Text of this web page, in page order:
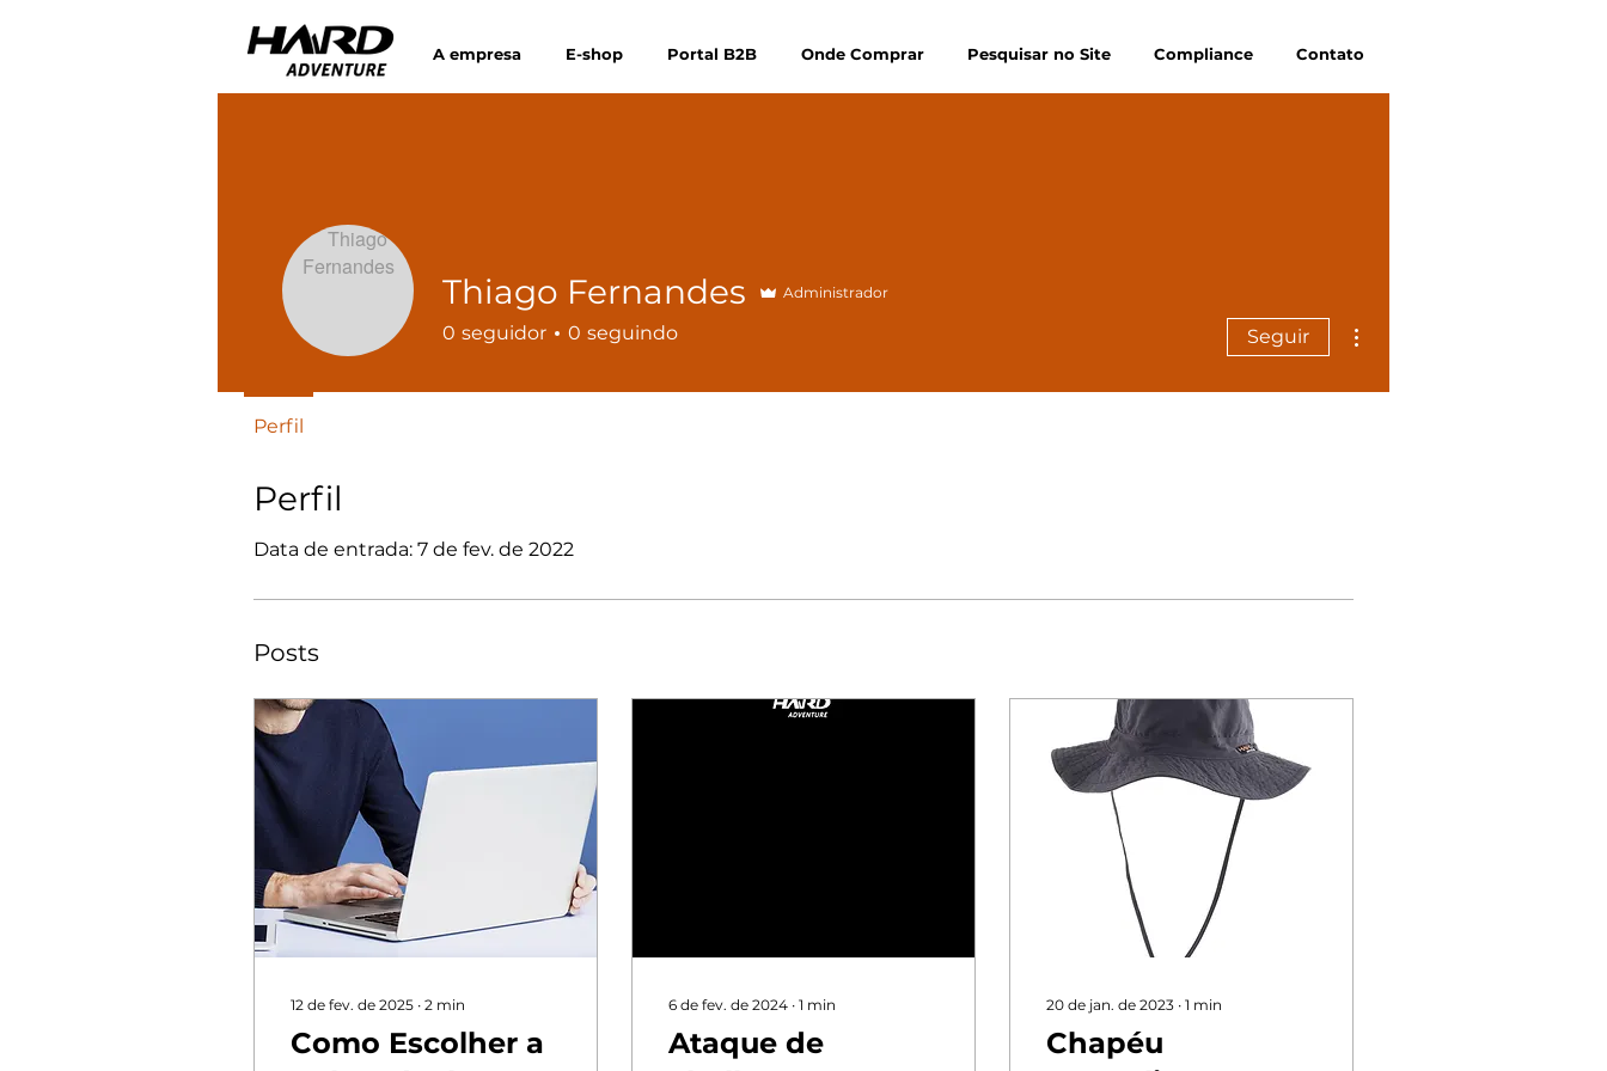
A empresa E-shop Portal B2B Onde Comprar Pesquisar no Site Compliance Contato
Perfil
Data de entrada: 7 de fev. de 2022
Posts
12 de fev. de 2025 ∙ 2 min
Como Escolher a
6 de fev. de 2024 ∙ 1 min
Ataque de
20 de jan. de 2023 ∙ 1 min
Chapéu
Thiago Fernandes Administrador
0 seguidor 0 seguindo Seguir
Perfil